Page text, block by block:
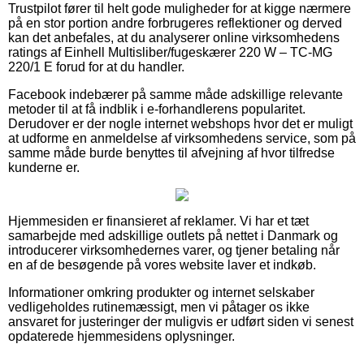
Trustpilot fører til helt gode muligheder for at kigge nærmere
på en stor portion andre forbrugeres reflektioner og derved
kan det anbefales, at du analyserer online virksomhedens
ratings af Einhell Multisliber/fugeskærer 220 W – TC-MG
220/1 E forud for at du handler.
Facebook indebærer på samme måde adskillige relevante
metoder til at få indblik i e-forhandlerens popularitet.
Derudover er der nogle internet webshops hvor det er muligt
at udforme en anmeldelse af virksomhedens service, som på
samme måde burde benyttes til afvejning af hvor tilfredse
kunderne er.
Hjemmesiden er finansieret af reklamer. Vi har et tæt
samarbejde med adskillige outlets på nettet i Danmark og
introducerer virksomhedernes varer, og tjener betaling når
en af de besøgende på vores website laver et indkøb.
Informationer omkring produkter og internet selskaber
vedligeholdes rutinemæssigt, men vi påtager os ikke
ansvaret for justeringer der muligvis er udført siden vi senest
opdaterede hjemmesidens oplysninger.